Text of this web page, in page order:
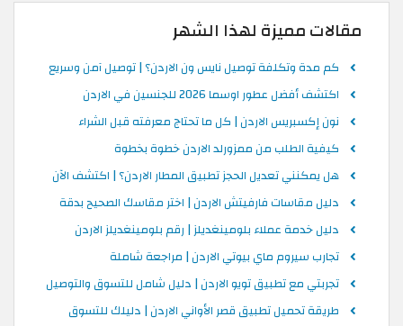
مقالات مميزة لهذا الشهر
كم مدة وتكلفة توصيل نايس ون الاردن؟ | توصيل آمن وسريع
اكتشف أفضل عطور اوسما 2026 للجنسين في الاردن
نون إكسبريس الاردن | كل ما تحتاج معرفته قبل الشراء
كيفية الطلب من ممزورلد الاردن خطوة بخطوة
هل يمكنني تعديل الحجز تطبيق المطار الاردن؟ | اكتشف الآن
دليل مقاسات فارفيتش الاردن | اختر مقاسك الصحيح بدقة
دليل خدمة عملاء بلومينغديلز | رقم بلومينغديلز الاردن
تجارب سيروم ماي بيوتي الاردن | مراجعة شاملة
تجربتي مع تطبيق تويو الاردن | دليل شامل للتسوق والتوصيل
طريقة تحميل تطبيق قصر الأواني الاردن | دليلك للتسوق